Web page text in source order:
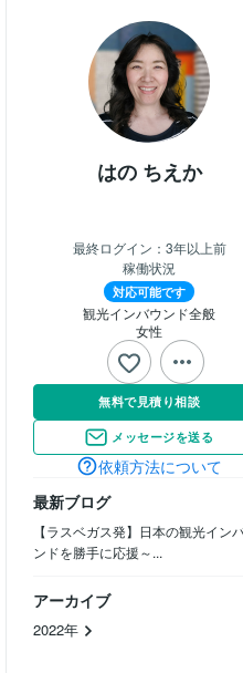
はの ちえか
最終ログイン： 3年以上前
稼働状況
対応可能です
観光インバウンド全般
女性
無料で見積り相談
メッセージを送る
依頼方法について
最新ブログ
【ラスベガス発】日本の観光イン
ンドを勝手に応援～...
アーカイブ
2022年